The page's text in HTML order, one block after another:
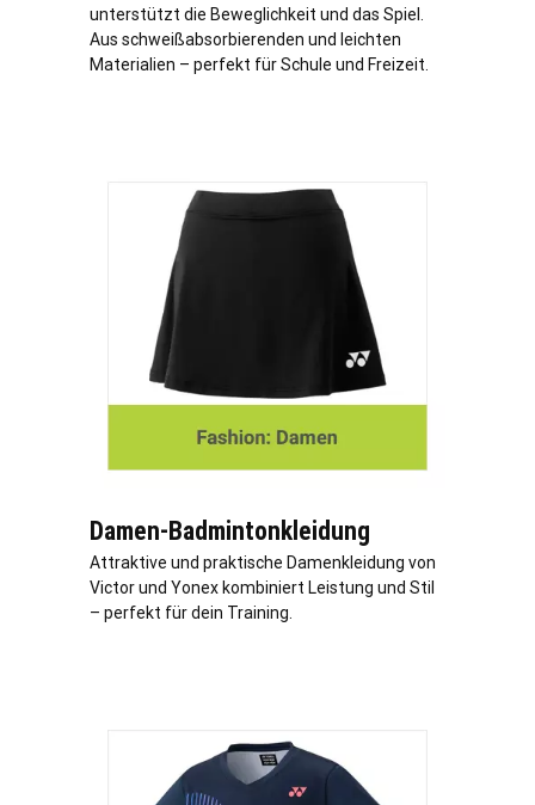
unterstützt die Beweglichkeit und das Spiel.
Aus schweißabsorbierenden und leichten
Materialien – perfekt für Schule und Freizeit.
Damen-Badmintonkleidung
Attraktive und praktische Damenkleidung von
Victor und Yonex kombiniert Leistung und Stil
– perfekt für dein Training.